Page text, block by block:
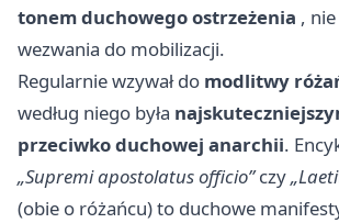
tonem duchowego ostrzeżenia ,
wezwania do mobilizacji.
Regularnie wzywał do modlitwy
według niego była
przeciwko duchowej anarchii.
„Supremi apostolatus officio”czy
(obie o różańcu) to duchowe